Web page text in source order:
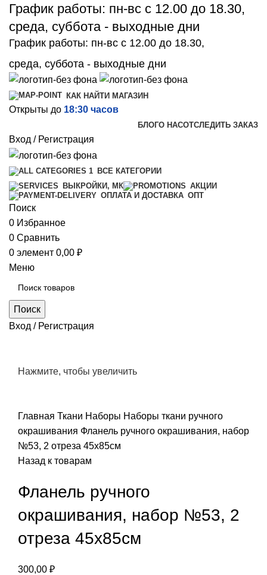
График работы: пн-вс с 12.00 до 18.30,
среда, суббота - выходные дни
График работы: пн-вс с 12.00 до 18.30,
среда, суббота - выходные дни
КАК НАЙТИ МАГАЗИН
Открыты до 18:30 часов
БЛОГО НАСОТСЛЕДИТЬ ЗАКАЗ
Вход / Регистрация
ВСЕ КАТЕГОРИИ
ВЫКРОЙКИ, МК
АКЦИИ
ОПЛАТА И ДОСТАВКА ОПТ
Поиск
0 Избранное
0 Сравнить
0 элемент 0,00 ₽
Меню
Поиск
Вход / Регистрация
Нажмите, чтобы увеличить
Главная Ткани Наборы Наборы ткани ручного
окрашивания Фланель ручного окрашивания, набор
№53, 2 отреза 45х85см
Назад к товарам
Фланель ручного
окрашивания, набор №53, 2
отреза 45х85см
300,00 ₽